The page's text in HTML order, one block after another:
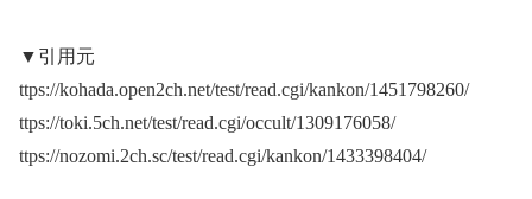
▼引用元
ttps://kohada.open2ch.net/test/read.cgi/kankon/1451798260/
ttps://toki.5ch.net/test/read.cgi/occult/1309176058/
ttps://nozomi.2ch.sc/test/read.cgi/kankon/1433398404/